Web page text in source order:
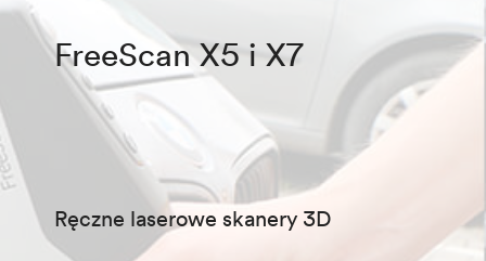
FreeScan X5 i X7
Ręczne laserowe skanery 3D